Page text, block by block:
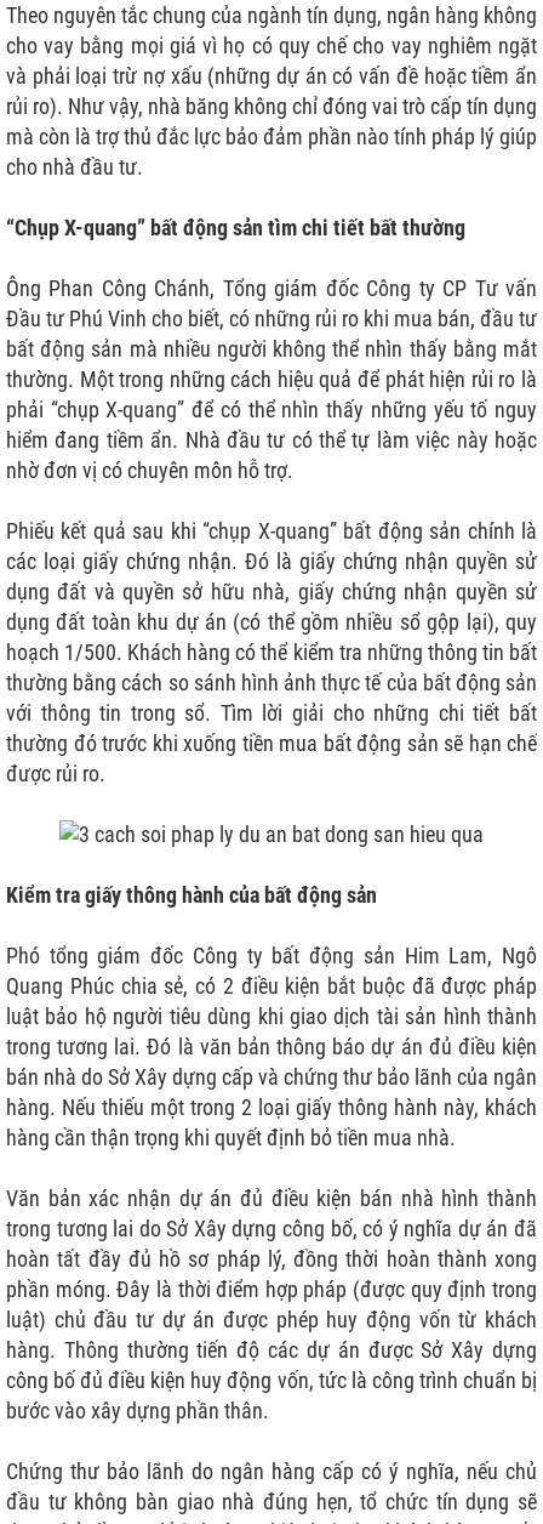
NỘI
NAI
TÀU
Theo nguyên tắc chung của ngành tín dụng, ngân hàng không
cho vay bằng mọi giá vì họ có quy chế cho vay nghiêm ngặt
và phải loại trừ nợ xấu (những dự án có vấn đề hoặc tiềm ẩn
rủi ro). Như vậy, nhà băng không chỉ đóng vai trò cấp tín dụng
mà còn là trợ thủ đắc lực bảo đảm phần nào tính pháp lý giúp
cho nhà đầu tư.
“Chụp X-quang” bất động sản tìm chi tiết bất thường
Ông Phan Công Chánh, Tổng giám đốc Công ty CP Tư vấn
Đầu tư Phú Vinh cho biết, có những rủi ro khi mua bán, đầu tư
bất động sản mà nhiều người không thể nhìn thấy bằng mắt
thường. Một trong những cách hiệu quả để phát hiện rủi ro là
phải “chụp X-quang” để có thể nhìn thấy những yếu tố nguy
hiểm đang tiềm ẩn. Nhà đầu tư có thể tự làm việc này hoặc
nhờ đơn vị có chuyên môn hỗ trợ.
Phiếu kết quả sau khi “chụp X-quang” bất động sản chính là
các loại giấy chứng nhận. Đó là giấy chứng nhận quyền sử
dụng đất và quyền sở hữu nhà, giấy chứng nhận quyền sử
dụng đất toàn khu dự án (có thể gồm nhiều sổ gộp lại), quy
hoạch 1/500. Khách hàng có thể kiểm tra những thông tin bất
thường bằng cách so sánh hình ảnh thực tế của bất động sản
với thông tin trong sổ. Tìm lời giải cho những chi tiết bất
thường đó trước khi xuống tiền mua bất động sản sẽ hạn chế
được rủi ro.
Kiểm tra giấy thông hành của bất động sản
Phó tổng giám đốc Công ty bất động sản Him Lam, Ngô
Quang Phúc chia sẻ, có 2 điều kiện bắt buộc đã được pháp
luật bảo hộ người tiêu dùng khi giao dịch tài sản hình thành
trong tương lai. Đó là văn bản thông báo dự án đủ điều kiện
bán nhà do Sở Xây dựng cấp và chứng thư bảo lãnh của ngân
hàng. Nếu thiếu một trong 2 loại giấy thông hành này, khách
hàng cần thận trọng khi quyết định bỏ tiền mua nhà.
Văn bản xác nhận dự án đủ điều kiện bán nhà hình thành
trong tương lai do Sở Xây dựng công bố, có ý nghĩa dự án đã
hoàn tất đầy đủ hồ sơ pháp lý, đồng thời hoàn thành xong
phần móng. Đây là thời điểm hợp pháp (được quy định trong
luật) chủ đầu tư dự án được phép huy động vốn từ khách
hàng. Thông thường tiến độ các dự án được Sở Xây dựng
công bố đủ điều kiện huy động vốn, tức là công trình chuẩn bị
bước vào xây dựng phần thân.
Chứng thư bảo lãnh do ngân hàng cấp có ý nghĩa, nếu chủ
đầu tư không bàn giao nhà đúng hẹn, tổ chức tín dụng sẽ